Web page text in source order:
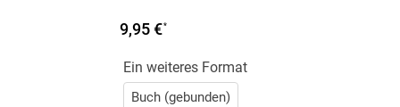
9,95 €*
Ein weiteres Format
Buch (gebunden)